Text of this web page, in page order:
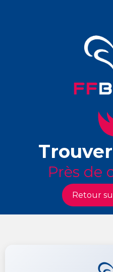
Près de
Retour